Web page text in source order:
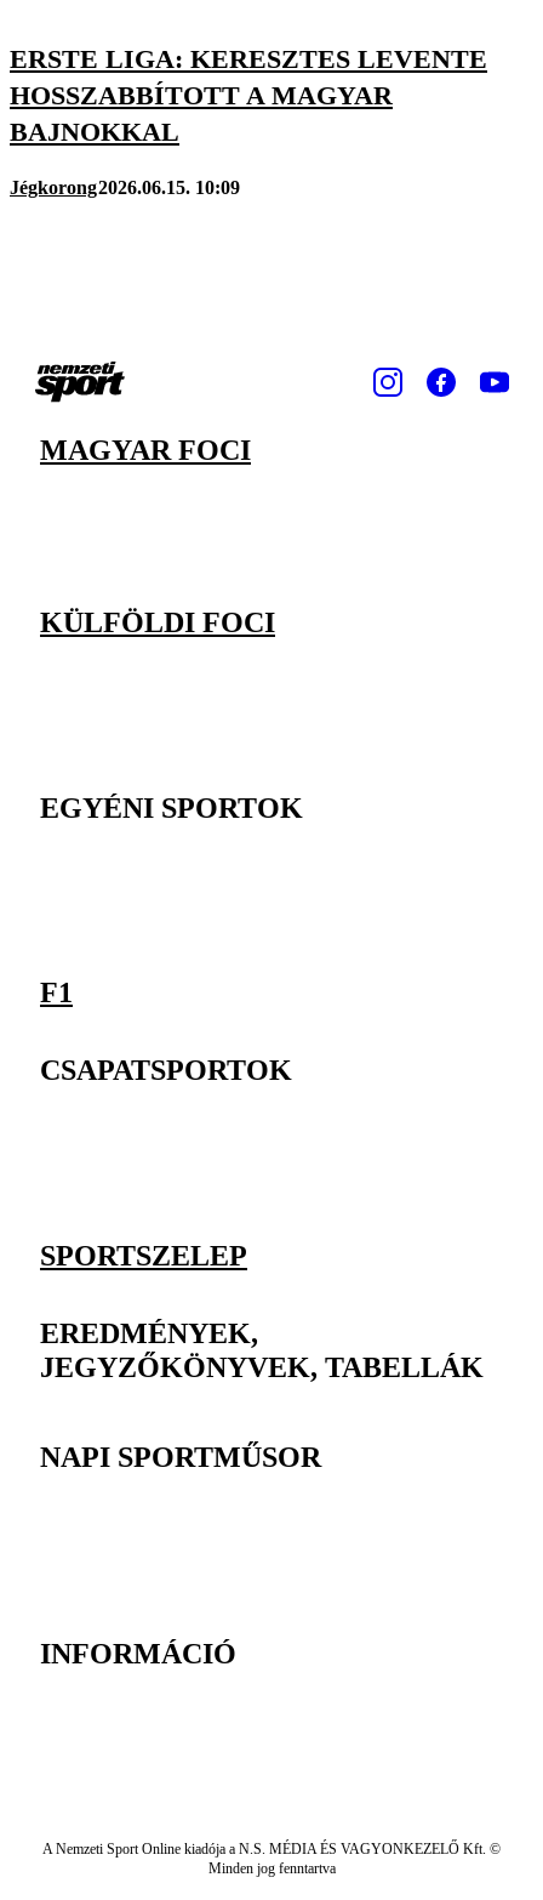
ERSTE LIGA: KERESZTES LEVENTE
HOSSZABBÍTOTT A MAGYAR
BAJNOKKAL
Jégkorong2026.06.15. 10:09
MAGYAR FOCI
KÜLFÖLDI FOCI
EGYÉNI SPORTOK
F1
CSAPATSPORTOK
SPORTSZELEP
EREDMÉNYEK,
JEGYZŐKÖNYVEK, TABELLÁK
NAPI SPORTMŰSOR
INFORMÁCIÓ
A Nemzeti Sport Online kiadója a N.S. MÉDIA ÉS VAGYONKEZELŐ Kft. ©
Minden jog fenntartva